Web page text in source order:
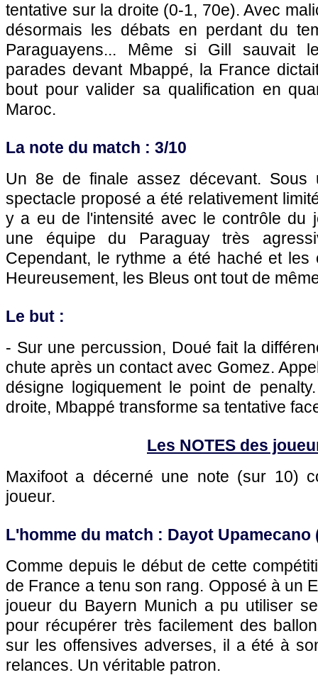
tentative sur la droite (0-1, 70e). Avec
désormais les débats en perdant du
Paraguayens... Même si Gill sauvait
parades devant Mbappé, la France
bout pour valider sa qualification en
Maroc.
La note du match : 3/10
Un 8e de finale assez décevant. Sous
spectacle proposé a été relativement
y a eu de l'intensité avec le contrôle du
une équipe du Paraguay très
Cependant, le rythme a été haché et les
Heureusement, les Bleus ont tout de
Le but :
- Sur une percussion, Doué fait la
chute après un contact avec Gomez.
désigne logiquement le point de
droite, Mbappé transforme sa tentative
Les NOTES des
Maxifoot a décerné une note (sur 10)
joueur.
L'homme du match : Dayot Upamecano
Comme depuis le début de cette
de France a tenu son rang. Opposé à un
joueur du Bayern Munich a pu utiliser
pour récupérer très facilement des
sur les offensives adverses, il a été à
relances. Un véritable patron.